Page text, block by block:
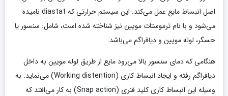
اصل انبساط مایع عمل می‌کند. این سیستم حرارتی که diastat نامیده
می‌شود و با نام ترموستات مویین نیز شناخته شده است، شامل: سنسور یا
حسگر، لوله مویین و دیافراگم می‌باشد.
هنگامی که دمای سنسور بالا می‌رود مایع از طریق لوله مویین به داخل
دیافراگم رفته و ایجاد انبساط کاری (Working distention) می‌نماید. به
وسیله این انبساط کاری کلید فنری (Snap action) به کار می‌افتد که